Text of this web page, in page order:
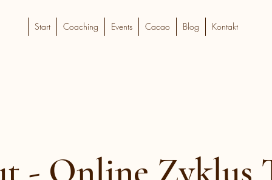
Start Coaching Events Cacao Blog Kontakt